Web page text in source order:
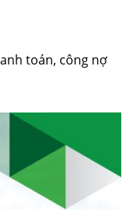
toán, công nợ